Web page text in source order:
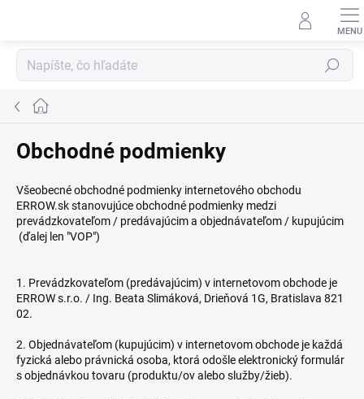
Hľadať
Domov
Obchodné podmienky
Všeobecné obchodné podmienky internetového obchodu
ERROW.sk stanovujúce obchodné podmienky medzi
prevádzkovateľom / predávajúcim a objednávateľom / kupujúcim
(ďalej len "VOP")
1. Prevádzkovateľom (predávajúcim) v internetovom obchode je
ERROW s.r.o. / Ing. Beata Slimáková, Drieňová 1G, Bratislava 821
02.
2. Objednávateľom (kupujúcim) v internetovom obchode je každá
fyzická alebo právnická osoba, ktorá odošle elektronický formulár
s objednávkou tovaru (produktu/ov alebo služby/žieb).